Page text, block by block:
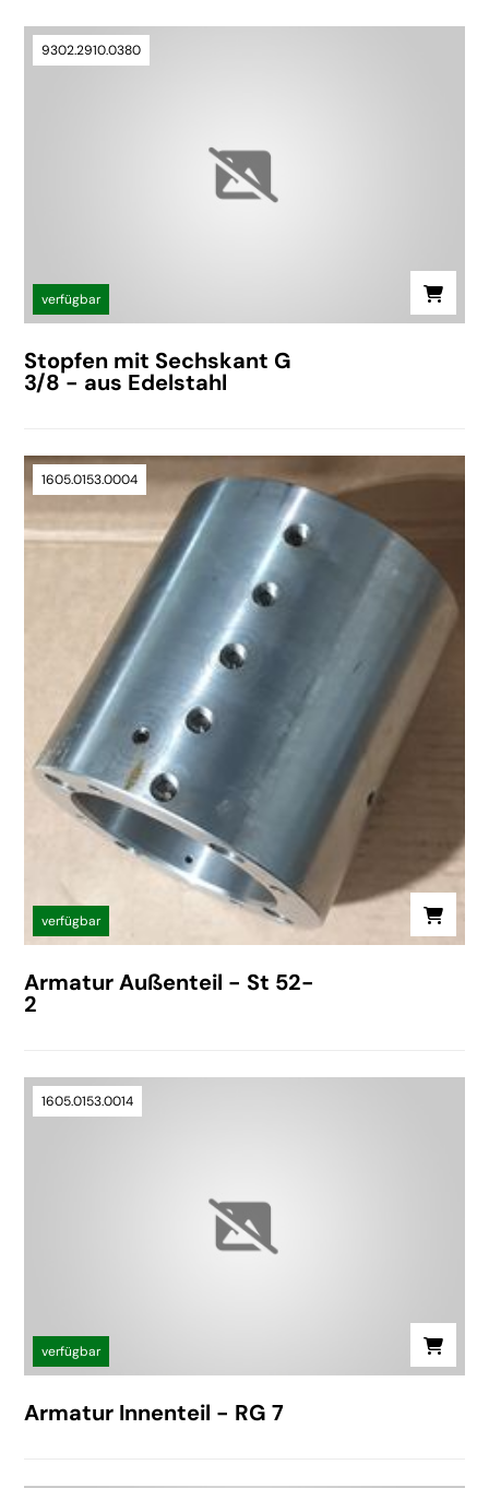
9302.2910.0380
verfügbar
Stopfen mit Sechskant G
3/8 - aus Edelstahl
1605.0153.0004
verfügbar
Armatur Außenteil - St 52-
2
1605.0153.0014
verfügbar
Armatur Innenteil - RG 7